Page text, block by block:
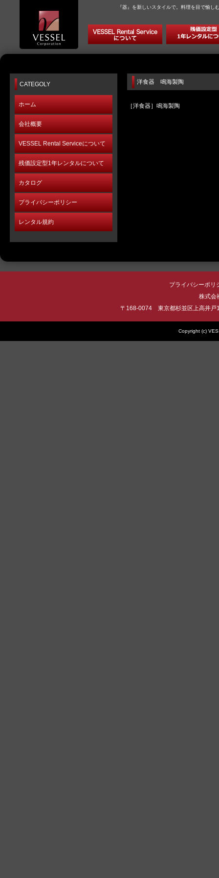
『器』を新しいスタイルで。料理を目で愉し
洋食器 鳴海製陶
［洋食器］鳴海製陶
CATEGOLY
ホーム
会社概要
VESSEL Rental Serviceについて
残価設定型1年レンタルについて
カタログ
プライバシーポリシー
レンタル規約
プライバシーポリ
株式会
〒168-0074 東京都杉並区上高井
Copyright (c)